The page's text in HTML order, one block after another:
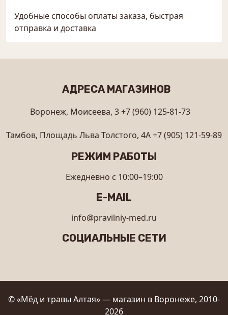
Удобные способы оплаты заказа, быстрая
отправка и доставка
АДРЕСА МАГАЗИНОВ
Воронеж, Моисеева, 3+7 (960) 125-81-73
Тамбов, Площадь Льва Толстого, 4А+7 (905) 121-59-89
РЕЖИМ РАБОТЫ
Ежедневно с 10:00–19:00
E-MAIL
info@pravilniy-med.ru
СОЦИАЛЬНЫЕ СЕТИ
© «Мёд и травы Алтая» — магазин в Воронеже, 2010-
2026